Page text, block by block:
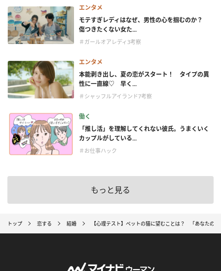
エンタメ
モテすぎレディはなぜ、男性の心を掴むのか？
傷つきたくない女た...
＃ガールオアレディ3考察
エンタメ
本能剥き出し、夏の恋がスタート！ タイプの異
性に一直線♡ 早く...
＃シャッフルアイランド7考察
働く
「推し活」を理解してくれない彼氏。うまくいく
カップルがしている...
＃お仕事ハック
もっと見る
トップ 恋する 結婚 【心理テスト】ペットの猫に望むことは？ 「あなたの